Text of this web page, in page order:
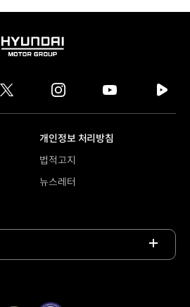
HYUNDAI
GROUP
twitter instagram
tv
개인정보 처리방침
법적고지
뉴스레터